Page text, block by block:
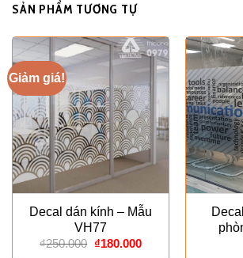
SẢN PHẨM TƯƠNG TỰ
Giảm giá!
Decal dán kính – Mẫu
VH77
₫250.000 Giá
₫180.000Giá